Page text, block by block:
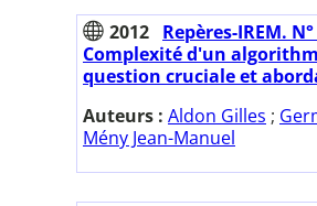
2012 Repères-IREM.
Complexité d'un
question cruciale et
Auteurs : Aldon Gilles ;
Mény Jean-Manuel